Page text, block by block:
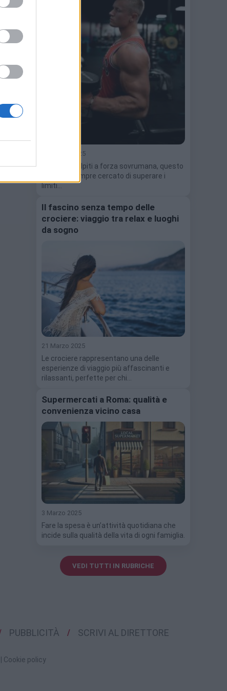
9 Maggio 2025
Da fisici scolpiti a forza sovrumana, questo
sport ha sempre cercato di superare i
limiti…
Il fascino senza tempo delle
crociere: viaggio tra relax e luoghi
da sogno
21 Marzo 2025
Le crociere rappresentano una delle
esperienze di viaggio più affascinanti e
rilassanti, perfette per chi…
Supermercati a Roma: qualità e
convenienza vicino casa
3 Marzo 2025
Fare la spesa è un’attività quotidiana che
incide sulla qualità della vita di ogni famiglia.
VEDI TUTTI IN RUBRICHE
PUBBLICITÀ SCRIVI AL DIRETTORE
Cookie policy